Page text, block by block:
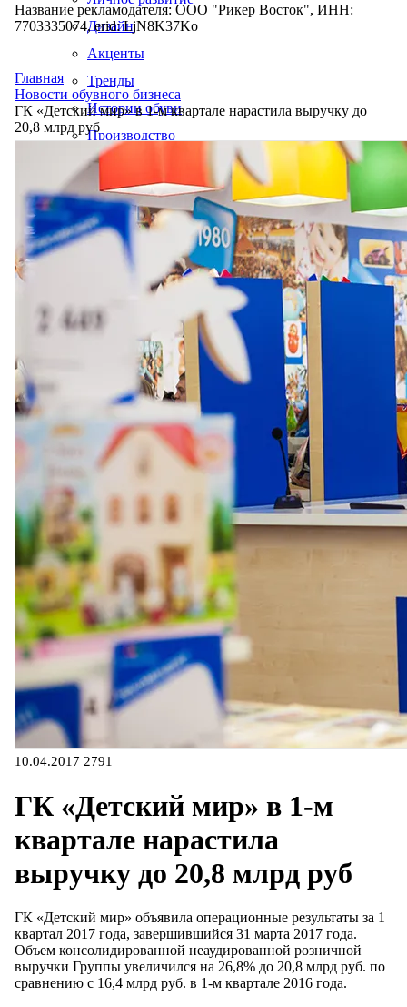
Дизайн
Акценты
Тренды
Истории обуви
Производство
Название рекламодателя: ООО "Рикер Восток", ИНН:
7703335074, erid: LjN8K37Ko
Главная
Новости обувного бизнеса
ГК «Детский мир» в 1-м квартале нарастила выручку до
20,8 млрд руб
10.04.2017 2791
ГК «Детский мир» в 1-м
квартале нарастила
выручку до 20,8 млрд руб
ГК «Детский мир» объявила операционные результаты за 1
квартал 2017 года, завершившийся 31 марта 2017 года.
Объем консолидированной неаудированной розничной
выручки Группы увеличился на 26,8% до 20,8 млрд руб. по
сравнению с 16,4 млрд руб. в 1-м квартале 2016 года.